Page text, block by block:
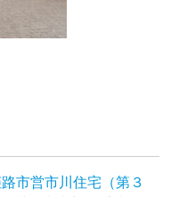
市営市川住宅（第３